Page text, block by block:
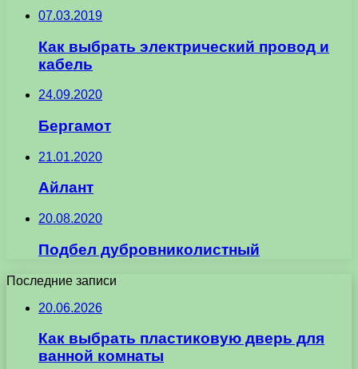
07.03.2019
Как выбрать электрический провод и
кабель
24.09.2020
Бергамот
21.01.2020
Айлант
20.08.2020
Подбел дубровниколистный
Последние записи
20.06.2026
Как выбрать пластиковую дверь для
ванной комнаты